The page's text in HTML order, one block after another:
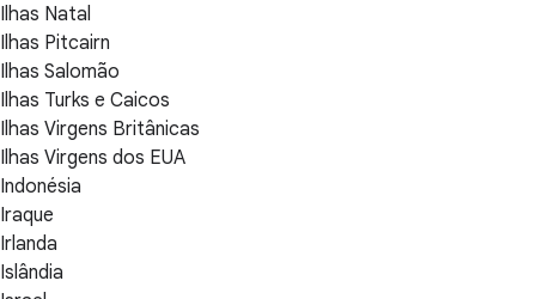
Ilhas Natal
Ilhas Pitcairn
Ilhas Salomão
Ilhas Turks e Caicos
Ilhas Virgens Britânicas
Ilhas Virgens dos EUA
Indonésia
Iraque
Irlanda
Islândia